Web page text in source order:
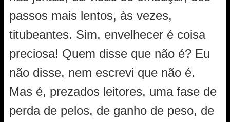
passos mais lentos, às vezes,
titubeantes. Sim, envelhecer é coisa
preciosa! Quem disse que não é? Eu
não disse, nem escrevi que não é.
Mas é, prezados leitores, uma fase de
perda de pelos, de ganho de peso, de